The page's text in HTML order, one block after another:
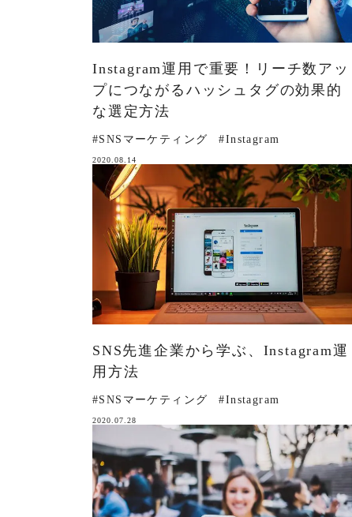
Instagram運用で重要！リーチ数アッ
プにつながるハッシュタグの効果的
な選定方法
#SNSマーケティング #Instagram
2020.08.14
SNS先進企業から学ぶ、Instagram運
用方法
#SNSマーケティング #Instagram
2020.07.28